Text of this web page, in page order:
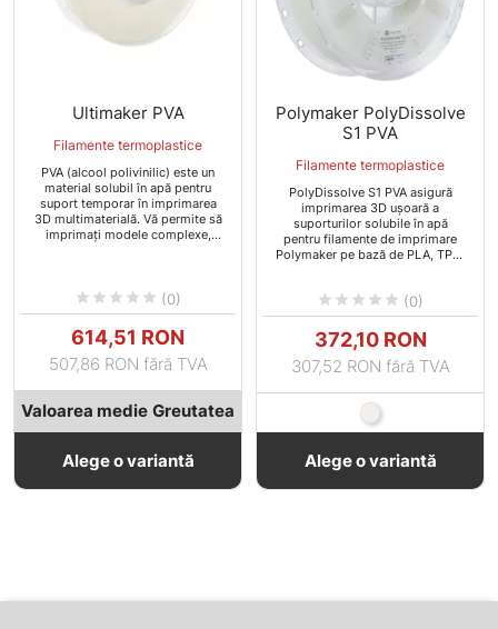
Ultimaker PVA
Filamente termoplastice
PVA (alcool polivinilic) este un
material solubil în apă pentru
suport temporar în imprimarea
3D multimaterială. Vă permite să
imprimați modele complexe,
     (0)
Pret
614,51 RON
507,86 RON fără TVA
Valoarea medie Greutatea
Alege o variantă
Polymaker PolyDissolve
S1 PVA
Filamente termoplastice
PolyDissolve S1 PVA asigură
imprimarea 3D ușoară a
suporturilor solubile în apă
pentru filamente de imprimare
Polymaker pe bază de PLA, TPU,
     (0)
Pret
372,10 RON
307,52 RON fără TVA
Natural
Alege o variantă